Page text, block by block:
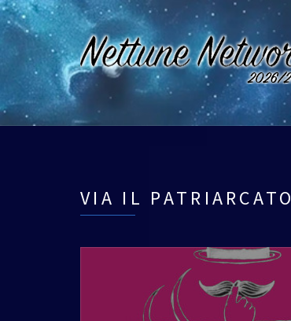
VIA IL PATRIARCATO